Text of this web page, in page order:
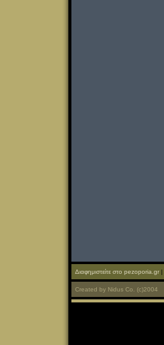
Διαφημιστείτε στο pezoporia.gr |
Created by Nidus Co. (c)2004